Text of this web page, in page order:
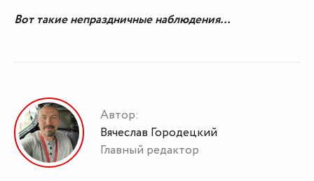
Вот такие непраздничные наблюдения…
Автор:
Вячеслав Городецкий
Главный редактор